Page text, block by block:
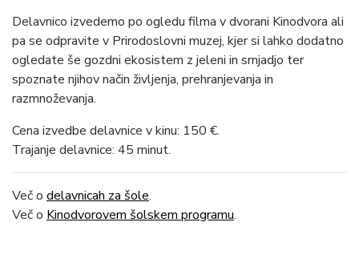
Delavnico izvedemo po ogledu filma v dvorani Kinodvora ali
pa se odpravite v Prirodoslovni muzej, kjer si lahko dodatno
ogledate še gozdni ekosistem z jeleni in srnjadjo ter
spoznate njihov način življenja, prehranjevanja in
razmnoževanja.
Cena izvedbe delavnice v kinu: 150 €.
Trajanje delavnice: 45 minut.
Več o delavnicah za šole.
Več o Kinodvorovem šolskem programu.